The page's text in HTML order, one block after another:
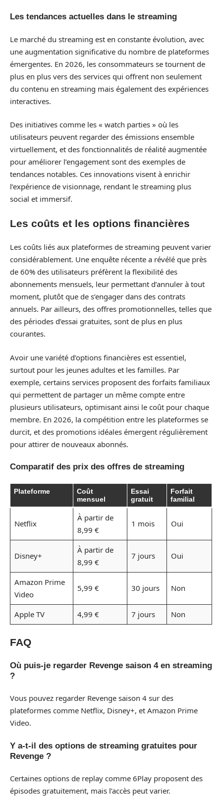
Les tendances actuelles dans le streaming
Le marché du streaming est en constante évolution, avec
une augmentation significative du nombre de plateformes
émergentes. En 2026, les consommateurs se tournent de
plus en plus vers des services qui offrent non seulement
du contenu en streaming mais également des expériences
interactives.
Des initiatives comme les « watch parties » où les
utilisateurs peuvent regarder des émissions ensemble
virtuellement, et des fonctionnalités de réalité augmentée
pour améliorer l’engagement sont des exemples de
tendances notables. Ces innovations visent à enrichir
l’expérience de visionnage, rendant le streaming plus
social et immersif.
Les coûts et les options financières
Les coûts liés aux plateformes de streaming peuvent varier
considérablement. Une enquête récente a révélé que près
de 60% des utilisateurs préfèrent la flexibilité des
abonnements mensuels, leur permettant d’annuler à tout
moment, plutôt que de s’engager dans des contrats
annuels. Par ailleurs, des offres promotionnelles, telles que
des périodes d’essai gratuites, sont de plus en plus
courantes.
Avoir une variété d’options financières est essentiel,
surtout pour les jeunes adultes et les familles. Par
exemple, certains services proposent des forfaits familiaux
qui permettent de partager un même compte entre
plusieurs utilisateurs, optimisant ainsi le coût pour chaque
membre. En 2026, la compétition entre les plateformes se
durcit, et des promotions idéales émergent régulièrement
pour attirer de nouveaux abonnés.
Comparatif des prix des offres de streaming
Plateforme
Coût
mensuel
Essai
gratuit
Forfait
familial
Netflix
À partir de
8,99 €
1 mois Oui
Disney+
À partir de
8,99 €
7 jours Oui
Amazon Prime
Video
5,99 € 30 jours Non
Apple TV 4,99 € 7 jours Non
FAQ
Où puis-je regarder Revenge saison 4 en streaming
?
Vous pouvez regarder Revenge saison 4 sur des
plateformes comme Netflix, Disney+, et Amazon Prime
Video.
Y a-t-il des options de streaming gratuites pour
Revenge ?
Certaines options de replay comme 6Play proposent des
épisodes gratuitement, mais l’accès peut varier.